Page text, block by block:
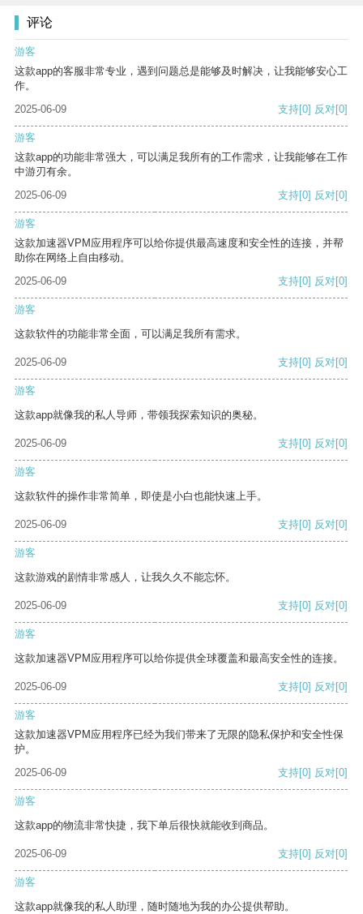
评论
游客
这款app的客服非常专业，遇到问题总是能够及时解决，让我能够安心工
作。
2025-06-09
支持[0] 反对[0]
游客
这款app的功能非常强大，可以满足我所有的工作需求，让我能够在工作
中游刃有余。
2025-06-09
支持[0] 反对[0]
游客
这款加速器VPM应用程序可以给你提供最高速度和安全性的连接，并帮
助你在网络上自由移动。
2025-06-09
支持[0] 反对[0]
游客
这款软件的功能非常全面，可以满足我所有需求。
2025-06-09 支持[0] 反对[0]
游客
这款app就像我的私人导师，带领我探索知识的奥秘。
2025-06-09 支持[0] 反对[0]
游客
这款软件的操作非常简单，即使是小白也能快速上手。
2025-06-09 支持[0] 反对[0]
游客
这款游戏的剧情非常感人，让我久久不能忘怀。
2025-06-09 支持[0] 反对[0]
游客
这款加速器VPM应用程序可以给你提供全球覆盖和最高安全性的连接。
2025-06-09 支持[0] 反对[0]
游客
这款加速器VPM应用程序已经为我们带来了无限的隐私保护和安全性保
护。
2025-06-09
支持[0] 反对[0]
游客
这款app的物流非常快捷，我下单后很快就能收到商品。
2025-06-09 支持[0] 反对[0]
游客
这款app就像我的私人助理，随时随地为我的办公提供帮助。